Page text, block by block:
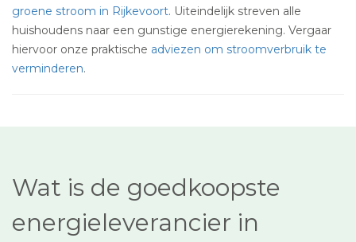
groene stroom in Rijkevoort. Uiteindelijk streven alle
huishoudens naar een gunstige energierekening. Vergaar
hiervoor onze praktische adviezen om stroomverbruik te
verminderen.
Wat is de goedkoopste
energieleverancier in